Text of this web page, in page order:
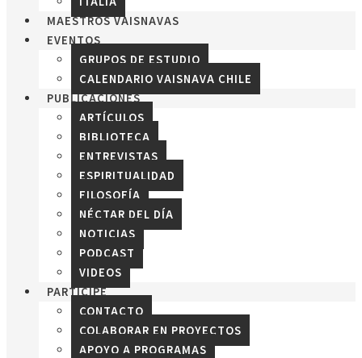
MAESTROS VAISNAVAS
EVENTOS
GRUPOS DE ESTUDIO
CALENDARIO VAISNAVA CHILE
PUBLICACIONES
ARTÍCULOS
BIBLIOTECA
ENTREVISTAS
ESPIRITUALIDAD
FILOSOFÍA
NÉCTAR DEL DÍA
NOTICIAS
PODCAST
VIDEOS
PARTICIPE
CONTACTO
COLABORAR EN PROYECTOS
APOYO A PROGRAMAS